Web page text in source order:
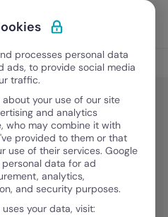
Scopri Factorial
Sindrome
strategie per
in
processes personal data
ads, to provide social media
traffic.
your use of our site
and analytics
who may combine it with
provided to them or that
use of their services. Google
data for ad
analytics,
and security purposes.
your data, visit: